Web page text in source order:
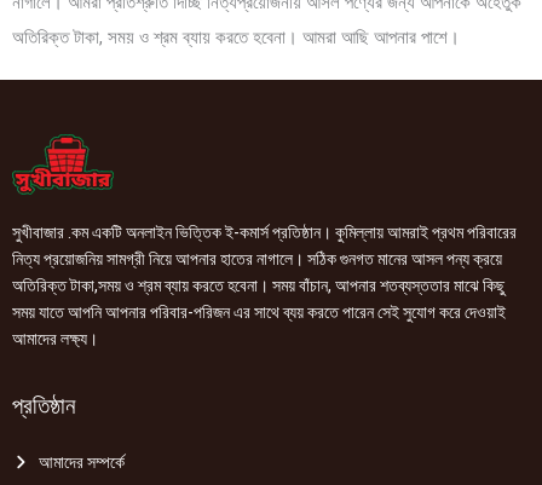
অতিরিক্ত টাকা, সময় ও শ্রম ব্যায় করতে হবেনা। আমরা আছি আপনার পাশে।
সুখীবাজার .কম একটি অনলাইন ভিত্তিক ই-কমার্স প্রতিষ্ঠান। কুমিল্লায় আমরাই প্রথম পরিবারের
নিত্য প্রয়োজনিয় সামগ্রী নিয়ে আপনার হাতের নাগালে। সঠিক গুনগত মানের আসল পন্য ক্রয়ে
অতিরিক্ত টাকা,সময় ও শ্রম ব্যায় করতে হবেনা। সময় বাঁচান, আপনার শতব্যস্ততার মাঝে কিছু
সময় যাতে আপনি আপনার পরিবার-পরিজন এর সাথে ব্যয় করতে পারেন সেই সুযোগ করে দেওয়াই
আমাদের লক্ষ্য।
প্রতিষ্ঠান
আমাদের সম্পর্কে